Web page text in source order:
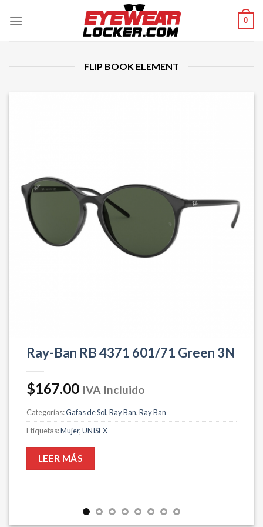
0
FLIP BOOK ELEMENT
Ray-Ban RB 4371 601/71 Green 3N
$167.00 IVA Incluido
Categorías:Gafas de Sol,Ray Ban,Ray Ban
Etiquetas:Mujer,UNISEX
LEER MÁS